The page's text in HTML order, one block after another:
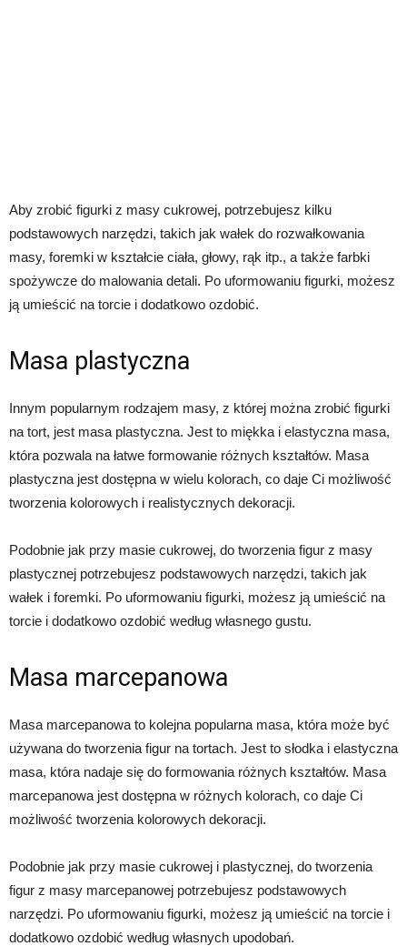
Aby zrobić figurki z masy cukrowej, potrzebujesz kilku
podstawowych narzędzi, takich jak wałek do rozwałkowania
masy, foremki w kształcie ciała, głowy, rąk itp., a także farbki
spożywcze do malowania detali. Po uformowaniu figurki, możesz
ją umieścić na torcie i dodatkowo ozdobić.
Masa plastyczna
Innym popularnym rodzajem masy, z której można zrobić figurki
na tort, jest masa plastyczna. Jest to miękka i elastyczna masa,
która pozwala na łatwe formowanie różnych kształtów. Masa
plastyczna jest dostępna w wielu kolorach, co daje Ci możliwość
tworzenia kolorowych i realistycznych dekoracji.
Podobnie jak przy masie cukrowej, do tworzenia figur z masy
plastycznej potrzebujesz podstawowych narzędzi, takich jak
wałek i foremki. Po uformowaniu figurki, możesz ją umieścić na
torcie i dodatkowo ozdobić według własnego gustu.
Masa marcepanowa
Masa marcepanowa to kolejna popularna masa, która może być
używana do tworzenia figur na tortach. Jest to słodka i elastyczna
masa, która nadaje się do formowania różnych kształtów. Masa
marcepanowa jest dostępna w różnych kolorach, co daje Ci
możliwość tworzenia kolorowych dekoracji.
Podobnie jak przy masie cukrowej i plastycznej, do tworzenia
figur z masy marcepanowej potrzebujesz podstawowych
narzędzi. Po uformowaniu figurki, możesz ją umieścić na torcie i
dodatkowo ozdobić według własnych upodobań.